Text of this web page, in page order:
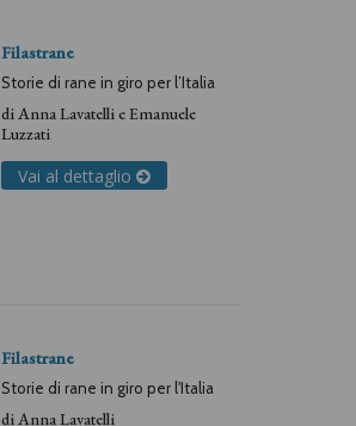
Filastrane
Storie di rane in giro per l’Italia
diAnna LavatellieEmanuele
Luzzati
Vai al dettaglio
Filastrane
Storie di rane in giro per l'Italia
diAnna Lavatelli